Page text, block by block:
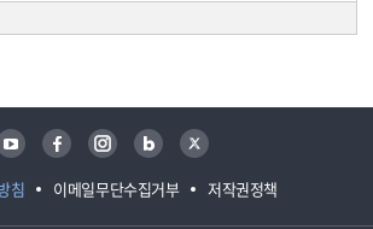
침 이메일무단수집거부 저작권정책
유튜브 페이스북 인스타그램 블로그 트위터